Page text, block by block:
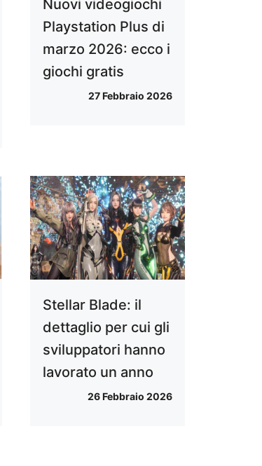
Nuovi videogiochi
Playstation Plus di
marzo 2026: ecco i
giochi gratis
27 Febbraio 2026
Stellar Blade: il
dettaglio per cui gli
sviluppatori hanno
lavorato un anno
26 Febbraio 2026